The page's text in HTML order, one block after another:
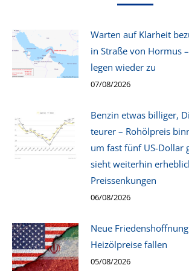
Warten auf Klarheit
in Straße von Hormus
legen wieder zu
07/08/2026
Benzin etwas billiger,
teurer – Rohölpreis
um fast fünf US-Dollar
sieht weiterhin
Preissenkungen
06/08/2026
Neue
Heizölpreise fallen
05/08/2026